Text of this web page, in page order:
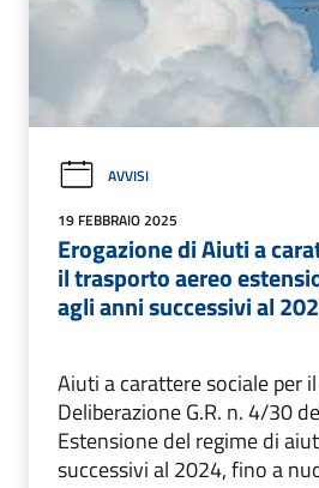
AVVISI
19 FEBBRAIO 2025
Erogazione di Aiuti a
il trasporto aereo
agli anni successivi al
Aiuti a carattere sociale per
Deliberazione G.R. n. 4/30
Estensione del regime di
successivi al 2024, fino a